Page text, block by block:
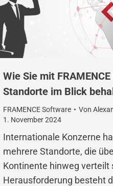
Wie Sie mit
Standorte im Blick
FRAMENCE Software Von
1. November 2024
Internationale Konzerne
mehrere Standorte, die
Kontinente hinweg verteilt
Herausforderung besteht